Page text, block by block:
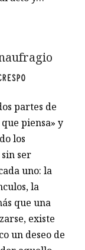
partes de
piensa» y
los
ser
uno: la
la
que una
existe
un deseo de